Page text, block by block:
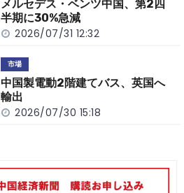
メルセデス・ベンツ中国、第2四
半期に30%急減
2026/07/31 12:32
市場
中国製電動2階建てバス、英国へ
輸出
2026/07/30 15:18